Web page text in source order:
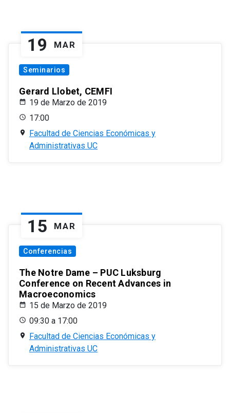
19 MAR
Seminarios
Gerard Llobet, CEMFI
19 de Marzo de 2019
17:00
Facultad de Ciencias Económicas y
Administrativas UC
15 MAR
Conferencias
The Notre Dame – PUC Luksburg
Conference on Recent Advances in
Macroeconomics
15 de Marzo de 2019
09:30 a 17:00
Facultad de Ciencias Económicas y
Administrativas UC